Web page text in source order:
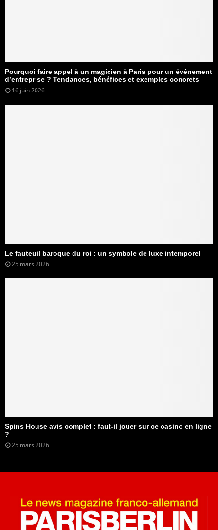
Pourquoi faire appel à un magicien à Paris pour un événement
d’entreprise ? Tendances, bénéfices et exemples concrets
16 juin 2026
Le fauteuil baroque du roi : un symbole de luxe intemporel
25 mars 2026
Spins House avis complet : faut-il jouer sur ce casino en ligne
?
25 mars 2026